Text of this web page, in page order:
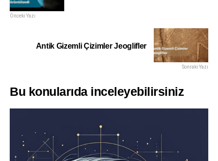
Önceki Yazı
Antik Gizemli Çizimler Jeoglifler
Sonraki Yazı
Bu konularıda inceleyebilirsiniz